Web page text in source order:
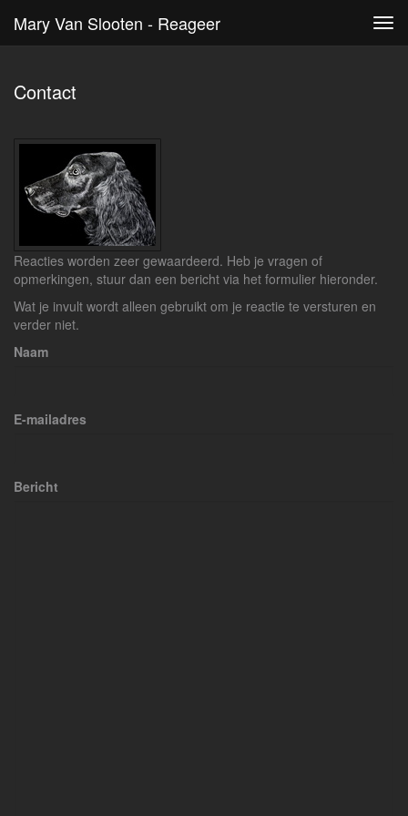
Mary Van Slooten - Reageer
Contact
Reacties worden zeer gewaardeerd. Heb je vragen of
opmerkingen, stuur dan een bericht via het formulier hieronder.
Wat je invult wordt alleen gebruikt om je reactie te versturen en
verder niet.
Naam
E-mailadres
Bericht